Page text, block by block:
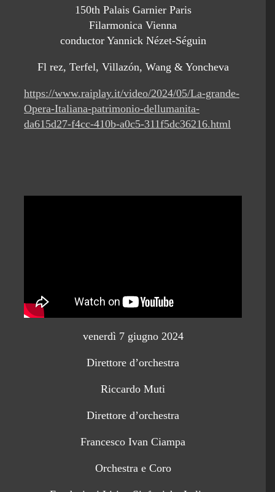
150th Palais Garnier Paris
Filarmonica Vienna
conductor Yannick Nézet-Séguin
Fl rez, Terfel, Villazón, Wang & Yoncheva
https://www.raiplay.it/video/2024/05/La-grande-
Opera-Italiana-patrimonio-dellumanita-
da615d27-f4cc-410b-a0c5-311f5dc36216.html
venerdì 7 giugno 2024
Direttore d’orchestra
Riccardo Muti
Direttore d’orchestra
Francesco Ivan Ciampa
Orchestra e Coro